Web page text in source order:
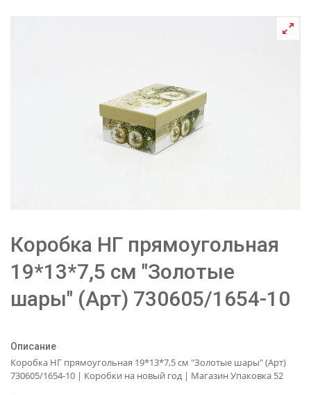
Коробка НГ прямоугольная
19*13*7,5 см "Золотые
шары" (Арт) 730605/1654-10
Описание
Коробка НГ прямоугольная 19*13*7,5 см "Золотые шары" (Арт)
730605/1654-10 | Коробки на новый год | Магазин Упаковка 52